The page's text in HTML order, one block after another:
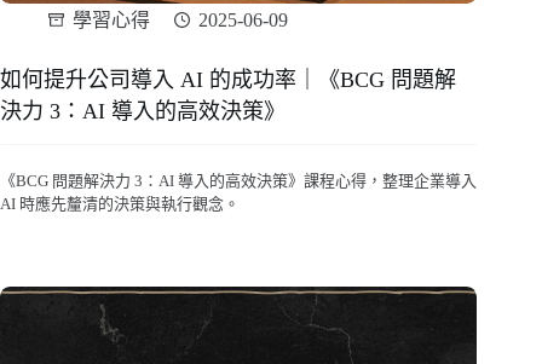
學習心得 2025-06-09
如何提升公司導入 AI 的成功率｜《BCG 問題解
決力 3：AI 導入的高效決策》
《BCG 問題解決力 3：AI 導入的高效決策》課程心得，整理企業導入
AI 時應先釐清的決策與執行觀念。